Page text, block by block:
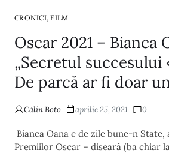
CRONICI,FILM
Oscar 2021 – Bianca
„Secretul succesului
De parcă ar fi doar
Călin Boto aprilie 25, 2021 0
Bianca Oana e de zile bune-n State,
Premiilor Oscar – diseară (ba chiar